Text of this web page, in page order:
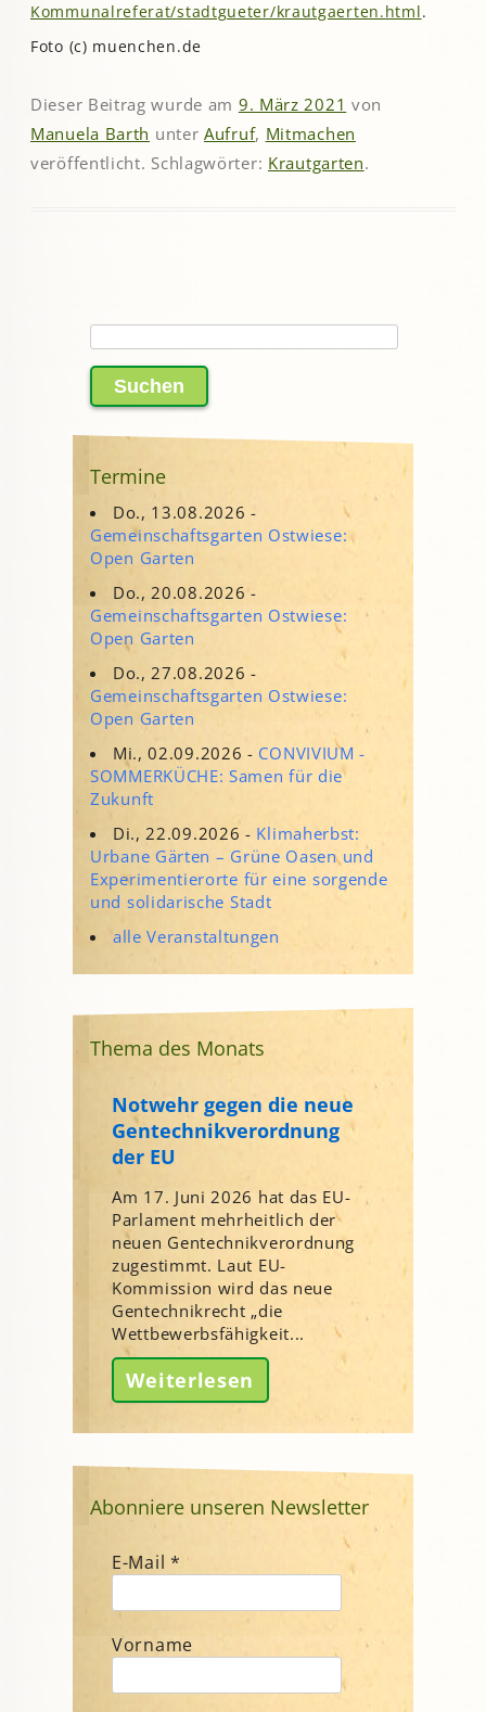
Kommunalreferat/stadtgueter/krautgaerten.html.
Foto (c) muenchen.de
Dieser Beitrag wurde am 9. März 2021 von
Manuela Barth unterAufruf, Mitmachen
veröffentlicht. Schlagwörter: Krautgarten.
nach:
Termine
Do., 13.08.2026 -
Gemeinschaftsgarten Ostwiese:
Open Garten
Do., 20.08.2026 -
Gemeinschaftsgarten Ostwiese:
Open Garten
Do., 27.08.2026 -
Gemeinschaftsgarten Ostwiese:
Open Garten
Mi., 02.09.2026 - CONVIVIUM -
SOMMERKÜCHE: Samen für die
Zukunft
Di., 22.09.2026 - Klimaherbst:
Urbane Gärten – Grüne Oasen und
Experimentierorte für eine sorgende
und solidarische Stadt
alle Veranstaltungen
Thema des Monats
Notwehr gegen die neue
Gentechnikverordnung
der EU
Am 17. Juni 2026 hat das EU-
Parlament mehrheitlich der
neuen Gentechnikverordnung
zugestimmt. Laut EU-
Kommission wird das neue
Gentechnikrecht „die
Wettbewerbsfähigkeit...
Weiterlesen
Abonniere unseren Newsletter
E-Mail *
Vorname